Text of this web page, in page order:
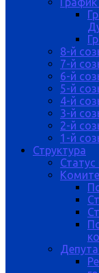
8-й
7-й
6-й
5-й
4-й
3-й
2-й
1-й
Структура